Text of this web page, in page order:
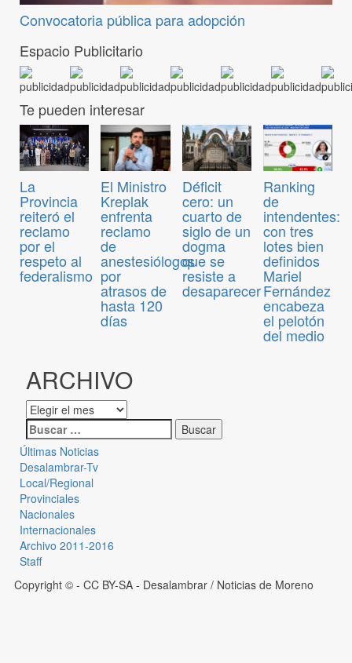
Convocatoria pública para adopción
Espacio Publicitario
Te pueden interesar
La
Provincia
reiteró el
reclamo
por el
respeto al
federalismo
El Ministro
Kreplak
enfrenta
reclamo
de
anestesiólogos
por
atrasos de
hasta 120
días
Déficit
cero: un
cuarto de
siglo de un
dogma
que se
resiste a
desaparecer
Ranking
de
intendentes:
con tres
lotes bien
definidos
Mariel
Fernández
encabeza
el pelotón
del medio
ARCHIVO
Últimas Noticias
Desalambrar-Tv
Local/Regional
Provinciales
Nacionales
Internacionales
Archivo 2011-2016
Staff
Copyright © - CC BY-SA - Desalambrar / Noticias de Moreno